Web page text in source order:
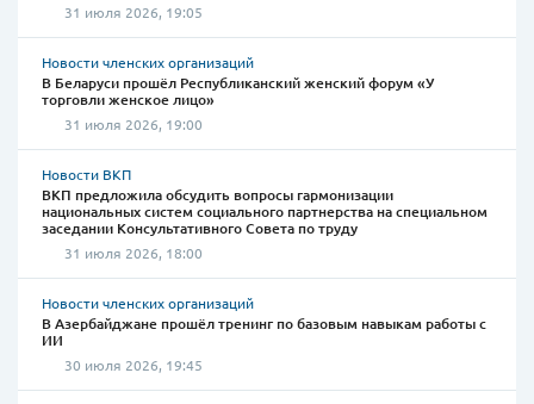
31 июля 2026, 19:05
Новости членских организаций
В Беларуси прошёл Республиканский женский форум «У
торговли женское лицо»
31 июля 2026, 19:00
Новости ВКП
ВКП предложила обсудить вопросы гармонизации
национальных систем социального партнерства на специальном
заседании Консультативного Совета по труду
31 июля 2026, 18:00
Новости членских организаций
В Азербайджане прошёл тренинг по базовым навыкам работы с
ИИ
30 июля 2026, 19:45